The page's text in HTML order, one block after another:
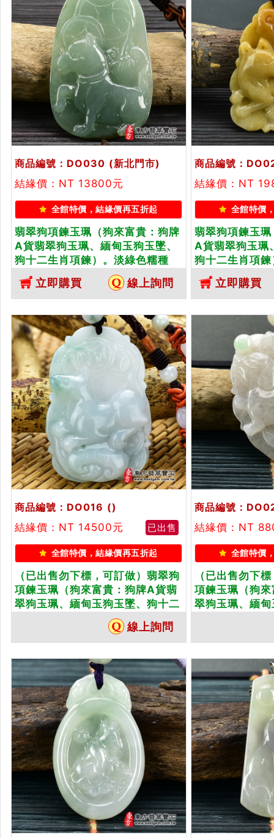
商品編號：DO030 (新北門市)
結緣價：NT 13800元
全館特價，結緣價再五折起
翡翠狗項鍊玉珮（狗來富貴：狗牌
A貨翡翠狗玉珮、緬甸玉狗玉墜、
狗十二生肖項鍊）。淡綠色糯種
狗，DO030。客製化訂做各種翡
翠狗吊墜玉珮項鍊。★附A貨翡翠
雙證書
立即購買 線上詢問
商品編號：
結緣價：NT
全館特價
翡翠狗項鍊玉
A貨翡翠狗玉珮
狗十二生肖項
DO028。客製
墜玉珮項鍊。
立即購買
商品編號：DO016 ()
結緣價：NT 14500元
已出售
全館特價，結緣價再五折起
（已出售勿下標，可訂做）翡翠狗
項鍊玉珮（狗來富貴：狗牌A貨翡
翠狗玉珮、緬甸玉狗玉墜、狗十二
生肖項鍊）。深淺綠色糯種帶飄花
狗，DO016。客製化訂做各種翡翠
狗吊墜玉珮項鍊。★附A貨翡翠雙
證書
線上詢問
商品編號：
結緣價：NT
全館特價
（已出售勿下
項鍊玉珮（狗
翠狗玉珮、緬
墜玉珮項鍊。★